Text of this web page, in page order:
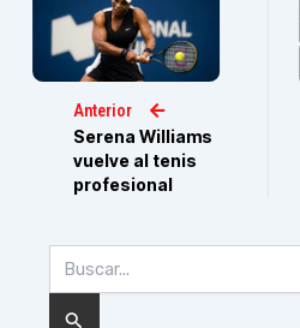
Anterior
Serena Williams
vuelve al tenis
profesional
por: